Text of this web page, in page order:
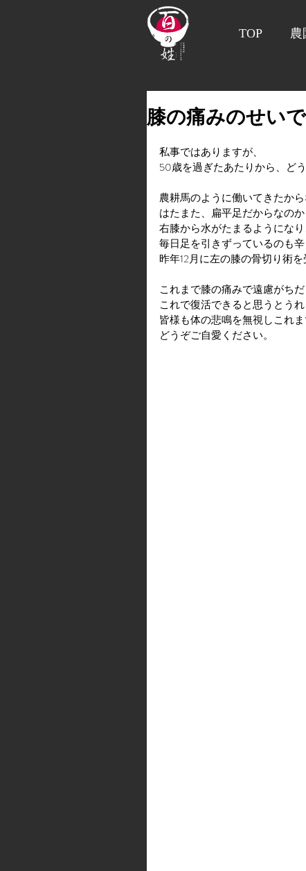
TOP 農
膝の痛みのせい
私事ではありますが、
50歳を過ぎたあたりから、ど
農耕馬のように働いてきたから
はたまた、扁平足だからなの
右膝から水がたまるようにな
毎日足を引きずっているのも辛
昨年12月に左の膝の骨切り術を
これまで膝の痛みで遠慮がち
これで復活できると思うとう
皆様も体の悲鳴を無視しこれ
どうぞご自愛ください。